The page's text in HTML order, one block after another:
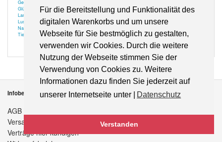
Für die Bereitstellung und Funktionalität des
digitalen Warenkorbs und um unsere
Webseite für Sie bestmöglich zu gestalten,
verwenden wir Cookies. Durch die weitere
Nutzung der Webseite stimmen Sie der
Verwendung von Cookies zu. Weitere
Informationen dazu finden Sie jederzeit auf
unserer Internetseite unter |
Datenschutz
Verstanden
Gehör
Glücksbringer
Landschaft
Lustiges
Natur
Tiere
Infobereich
AGB
Versandkosten
Verträge hier kündigen